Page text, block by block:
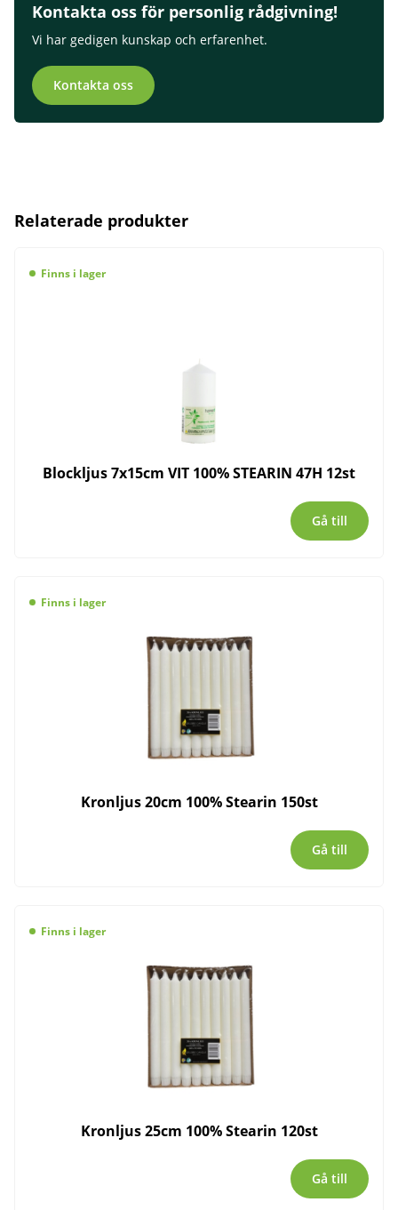
Kontakta oss för personlig rådgivning!
Vi har gedigen kunskap och erfarenhet.
Kontakta oss
Relaterade produkter
Finns i lager
Blockljus 7x15cm VIT 100% STEARIN 47H 12st
Gå till
Finns i lager
Kronljus 20cm 100% Stearin 150st
Gå till
Finns i lager
Kronljus 25cm 100% Stearin 120st
Gå till